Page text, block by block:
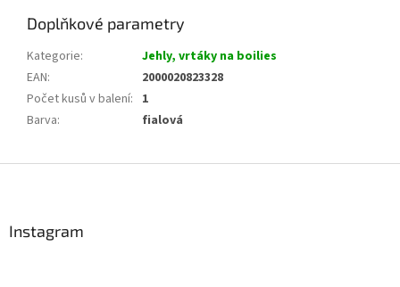
Doplňkové parametry
Kategorie:
Jehly, vrtáky na boilies
EAN:
2000020823328
Počet kusů v balení: 1
Barva: fialová
Instagram